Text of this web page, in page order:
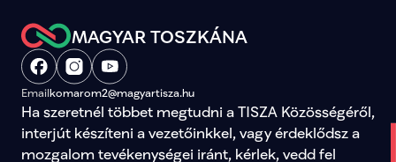
MAGYAR TOSZKÁNA
Emailkomarom2@magyartisza.hu
Ha szeretnél többet megtudni a TISZA Közösségéről,
interjút készíteni a vezetőinkkel, vagy érdeklődsz a
mozgalom tevékenységei iránt, kérlek, vedd fel